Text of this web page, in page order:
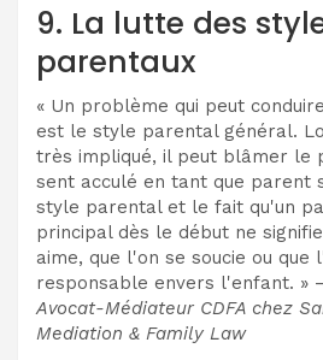
9. La lutte des
parentaux
« Un problème qui peut
est le style parental général.
très impliqué, il peut blâmer le
sent acculé en tant que parent
style parental et le fait qu'un
principal dès le début ne
aime, que l'on se soucie ou que
responsable envers l'enfant. »
Avocat-Médiateur CDFA chez
Mediation & Family Law